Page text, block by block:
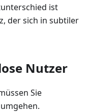
ist
der sich in subtiler
Nutzer
Sie